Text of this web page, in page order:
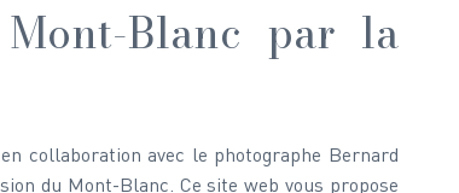
Mont-Blanc par la
collaboration avec le photographe Bernard
du Mont-Blanc. Ce site web vous propose